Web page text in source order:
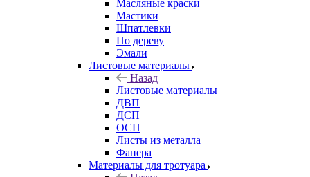
Масляные краски
Мастики
Шпатлевки
По дереву
Эмали
Листовые материалы
Назад
Листовые материалы
ДВП
ДСП
ОСП
Листы из металла
Фанера
Материалы для тротуара